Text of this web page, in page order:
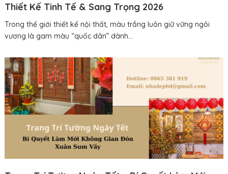
Thiết Kế Tinh Tế & Sang Trọng 2026
Trong thế giới thiết kế nội thất, màu trắng luôn giữ vững ngôi
vương là gam màu “quốc dân” dành...